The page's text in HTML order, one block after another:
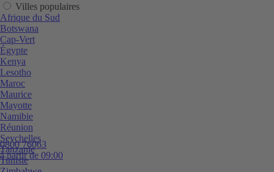
0800 76063
à partir de 09:00
Villes populaires
Afrique du Sud
Botswana
Cap-Vert
Égypte
Kenya
Lesotho
Maroc
Maurice
Mayotte
Namibie
Réunion
Seychelles
Tanzanie
Tunisie